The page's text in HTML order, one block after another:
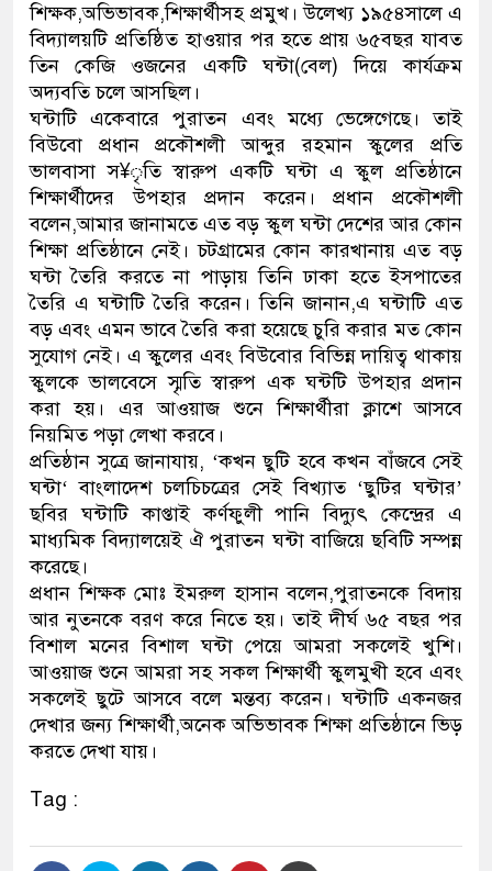
অবৈধ বিদেশি পিস্তল, ম্যাগাজিন
জড়িত কিশোর গ্যাংয়ের চার শিশু আটক
ডাকাতির প্রস্তুতিকালে দুইজনকে
থানা পুলিশ
শিক্ষক,অভিভাবক,শিক্ষার্থীসহ প্রমুখ। উলে­খ্য ১৯৫৪সালে এ
বিদ্যালয়টি প্রতিষ্ঠিত হাওয়ার পর হতে প্রায় ৬৫বছর যাবত
তিন কেজি ওজনের একটি ঘন্টা(বেল) দিয়ে কার্যক্রম
অদ্যবতি চলে আসছিল।
ঘন্টাটি একেবারে পুরাতন এবং মধ্যে ভেঙ্গেগেছে। তাই
বিউবো প্রধান প্রকৌশলী আব্দুর রহমান স্কুলের প্রতি
ভালবাসা স¥ৃতি স্বারুপ একটি ঘন্টা এ স্কুল প্রতিষ্ঠানে
শিক্ষার্থীদের উপহার প্রদান করেন। প্রধান প্রকৌশলী
বলেন,আমার জানামতে এত বড় স্কুল ঘন্টা দেশের আর কোন
শিক্ষা প্রতিষ্ঠানে নেই। চটগ্রামের কোন কারখানায় এত বড়
ঘন্টা তৈরি করতে না পাড়ায় তিনি ঢাকা হতে ইসপাতের
তৈরি এ ঘন্টাটি তৈরি করেন। তিনি জানান,এ ঘন্টাটি এত
বড় এবং এমন ভাবে তৈরি করা হয়েছে চুরি করার মত কোন
সুযোগ নেই। এ স্কুলের এবং বিউবোর বিভিন্ন দায়িত্ব থাকায়
স্কুলকে ভালবেসে স্মৃতি স্বারুপ এক ঘন্টটি উপহার প্রদান
করা হয়। এর আওয়াজ শুনে শিক্ষার্থীরা ক্লাশে আসবে
নিয়মিত পড়া লেখা করবে।
প্রতিষ্ঠান সুত্রে জানাযায়, ‘কখন ছুটি হবে কখন বাঁজবে সেই
ঘন্টা‘ বাংলাদেশ চলচিচত্রের সেই বিখ্যাত ‘ছুটির ঘন্টার’
ছবির ঘন্টাটি কাপ্তাই কর্ণফুলী পানি বিদ্যুৎ কেন্দ্রের এ
মাধ্যমিক বিদ্যালয়েই ঐ পুরাতন ঘন্টা বাজিয়ে ছবিটি সম্পন্ন
করেছে।
প্রধান শিক্ষক মোঃ ইমরুল হাসান বলেন,পুরাতনকে বিদায়
আর নুতনকে বরণ করে নিতে হয়। তাই দীর্ঘ ৬৫ বছর পর
বিশাল মনের বিশাল ঘন্টা পেয়ে আমরা সকলেই খুশি।
আওয়াজ শুনে আমরা সহ সকল শিক্ষার্থী স্কুলমুখী হবে এবং
সকলেই ছুটে আসবে বলে মন্তব্য করেন। ঘন্টাটি একনজর
দেখার জন্য শিক্ষার্থী,অনেক অভিভাবক শিক্ষা প্রতিষ্ঠানে ভিড়
করতে দেখা যায়।
Tag :